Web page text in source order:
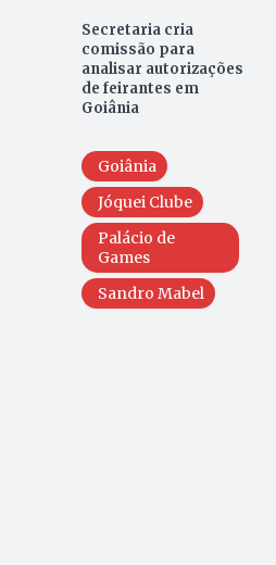
Secretaria cria
comissão para
analisar autorizações
de feirantes em
Goiânia
Goiânia
Jóquei Clube
Palácio de
Games
Sandro Mabel